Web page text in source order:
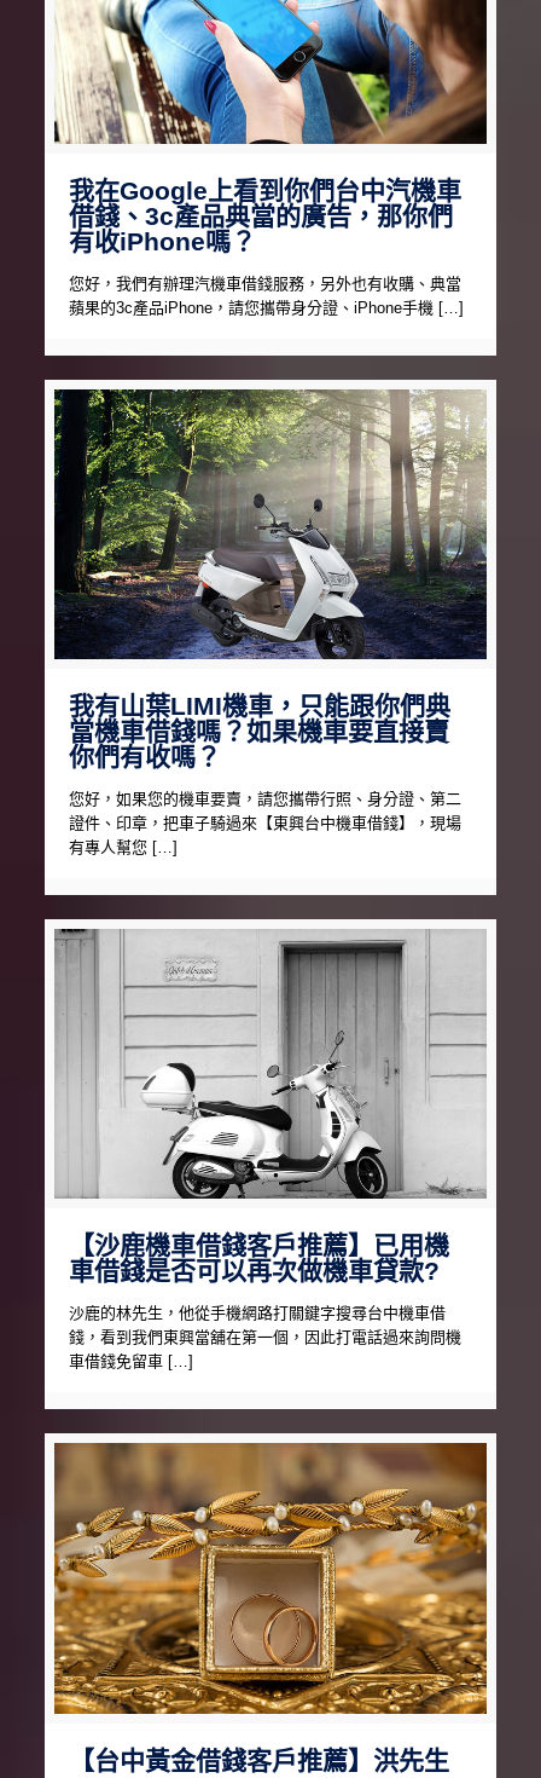
我在Google上看到你們台中汽機車
借錢、3c產品典當的廣告，那你們
有收iPhone嗎？
您好，我們有辦理汽機車借錢服務，另外也有收購、典當
蘋果的3c產品iPhone，請您攜帶身分證、iPhone手機 […]
我有山葉LIMI機車，只能跟你們典
當機車借錢嗎？如果機車要直接賣
你們有收嗎？
您好，如果您的機車要賣，請您攜帶行照、身分證、第二
證件、印章，把車子騎過來【東興台中機車借錢】，現場
有專人幫您 […]
【沙鹿機車借錢客戶推薦】已用機
車借錢是否可以再次做機車貸款?
沙鹿的林先生，他從手機網路打關鍵字搜尋台中機車借
錢，看到我們東興當舖在第一個，因此打電話過來詢問機
車借錢免留車 […]
【台中黃金借錢客戶推薦】洪先生